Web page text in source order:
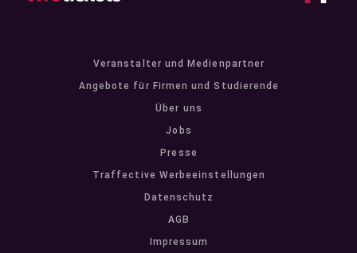
Veranstalter und Medienpartner
Angebote für Firmen und Studierende
Über uns
Jobs
Presse
Traffective Werbeeinstellungen
Datenschutz
AGB
Impressum